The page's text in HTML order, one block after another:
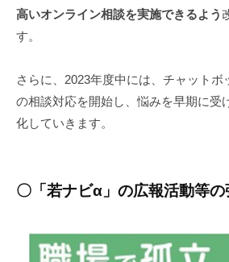
高いオンライン相談を実施できるよう
す。
さらに、2023年度中には、チャットボ
の相談対応を開始し、悩みを早期に受
化していきます。
〇「若ナビα」の広報活動等の